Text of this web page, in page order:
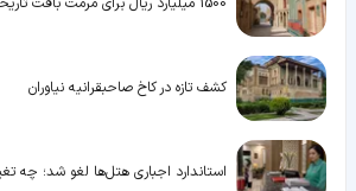
کشف تازه در کاخ صاحبقرانیه نیاوران
استاندارد اجباری هتل‌ها لغو شد؛ چه